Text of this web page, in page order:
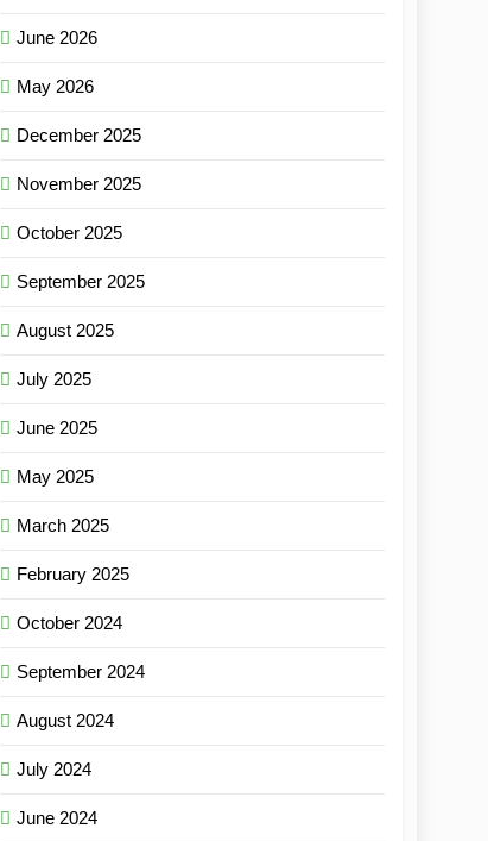
June 2026
May 2026
December 2025
November 2025
October 2025
September 2025
August 2025
July 2025
June 2025
May 2025
March 2025
February 2025
October 2024
September 2024
August 2024
July 2024
June 2024